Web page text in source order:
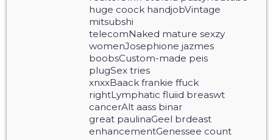
huge coock handjobVintage
mitsubshi
telecomNaked mature sexzy
womenJosephione jazmes
boobsCustom-made peis
plugSex tries
xnxxBaack frankie ffuck
rightLymphatic fluiid breaswt
cancerAlt aass binar
great paulinaGeel brdeast
enhancementGenessee count